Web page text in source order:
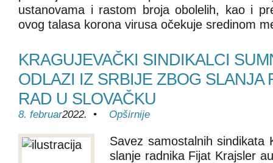
ustanovama i rastom broja obolelih, kao i
ovog talasa korona virusa očekuje sredinom
KRAGUJEVAČKI SINDIKALCI
ODLAZI IZ SRBIJE ZBOG SLANJA
RAD U SLOVAČKU
8. februar2022. • Opširnije
Savez samostalnih sindikata
slanje radnika Fijat Krajsler